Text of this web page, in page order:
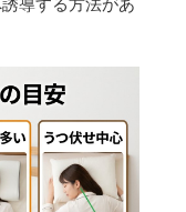
導する方法があ